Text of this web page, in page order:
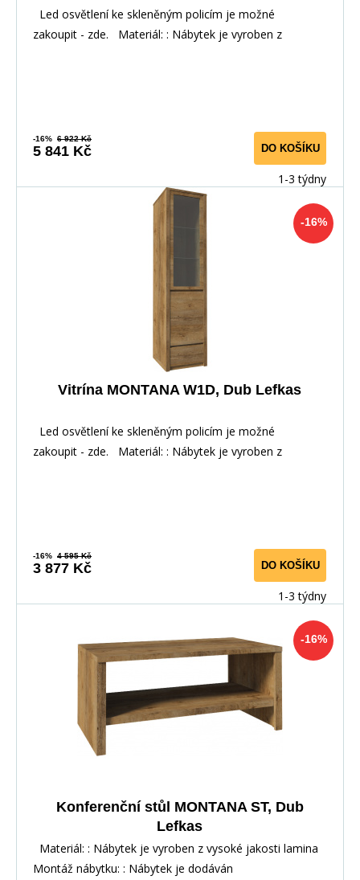
Led osvětlení ke skleněným policím je možné
zakoupit - zde. Materiál: : Nábytek je vyroben z
-16% 6 922 Kč
5 841 Kč DO KOŠÍKU
1-3 týdny
-16%
Vitrína MONTANA W1D, Dub Lefkas
Led osvětlení ke skleněným policím je možné
zakoupit - zde. Materiál: : Nábytek je vyroben z
-16% 4 595 Kč
3 877 Kč DO KOŠÍKU
1-3 týdny
-16%
Konferenční stůl MONTANA ST, Dub
Lefkas
Materiál: : Nábytek je vyroben z vysoké jakosti lamina
Montáž nábytku: : Nábytek je dodáván